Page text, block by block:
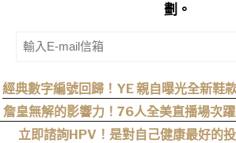
劃。
經典數字編號回歸！YE 親自曝光全新鞋
詹皇無解的影響力！76人全美直播場次
幕戰與聖誕大戰
立即諮詢HPV！是對自己健康最好的